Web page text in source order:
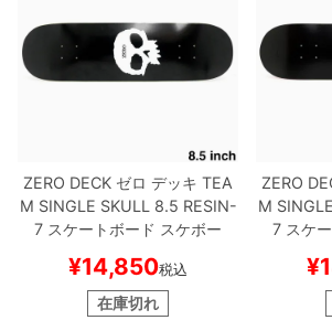
ZERO DECK ゼロ デッキ TEA
M SINGLE SKULL 8.5 RESIN-
7 スケートボード スケボー
¥14,850税込
在庫切れ
ZERO
M
7 スケ
¥